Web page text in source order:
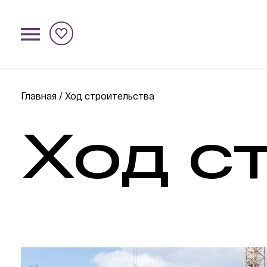
Главная / Ход строительства
Ход